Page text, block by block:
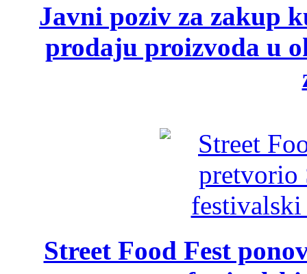
Javni poziv za zakup
prodaju proizvoda u
Street Food Fest